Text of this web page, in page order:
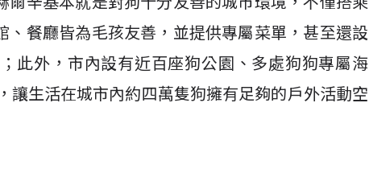
餐廳皆為毛孩友善，並提供專屬菜單，甚至還設
此外，市內設有近百座狗公園、多處狗狗專屬海
讓生活在城市內約四萬隻狗擁有足夠的戶外活動空